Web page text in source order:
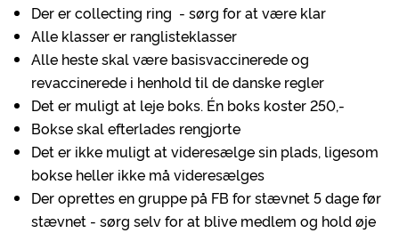
Der er collecting ring - sørg for at være klar
Alle klasser er ranglisteklasser
Alle heste skal være basisvaccinerede og
revaccinerede i henhold til de danske regler
Det er muligt at leje boks. Én boks koster 250,-
Bokse skal efterlades rengjorte
Det er ikke muligt at videresælge sin plads, ligesom
bokse heller ikke må videresælges
Der oprettes en gruppe på FB for stævnet 5 dage før
stævnet - sørg selv for at blive medlem og hold øje